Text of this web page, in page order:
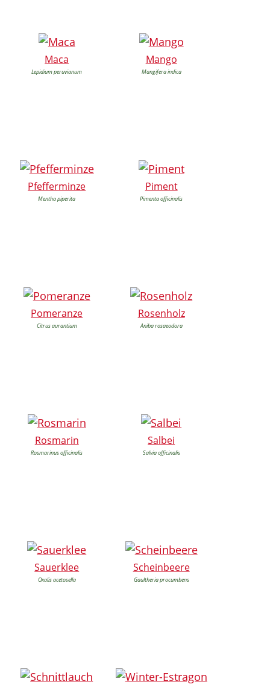
Maca
Lepidium peruvianum
Mango
Mangifera indica
Pfefferminze
Mentha piperita
Piment
Pimenta officinalis
Pomeranze
Citrus aurantium
Rosenholz
Aniba rosaeodora
Rosmarin
Rosmarinus officinalis
Salbei
Salvia officinalis
Sauerklee
Oxalis acetosella
Scheinbeere
Gaultheria procumbens